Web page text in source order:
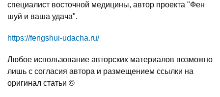
специалист восточной медицины, автор проекта "Фен
шуй и ваша удача".
https://fengshui-udacha.ru/
Любое использование авторских материалов возможно
лишь с согласия автора и размещением ссылки на
оригинал статьи ©